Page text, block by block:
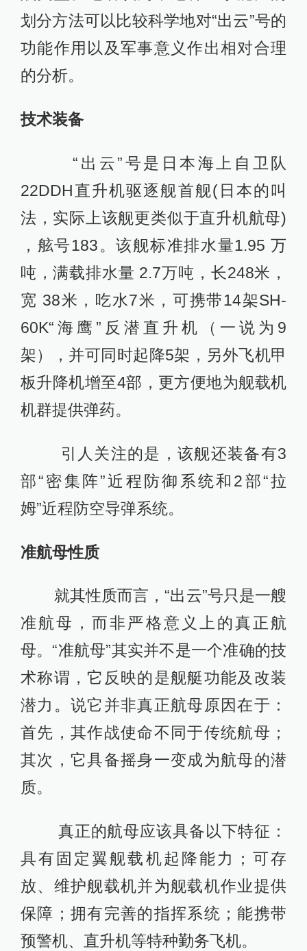
划分方法可以比较科学地对“出云”号的
功能作用以及军事意义作出相对合理
的分析。
技术装备
“出云”号是日本海上自卫队
22DDH直升机驱逐舰首舰(日本的叫
法，实际上该舰更类似于直升机航母)
，舷号183。该舰标准排水量1.95 万
吨，满载排水量 2.7万吨，长248米，
宽 38米，吃水7米，可携带14架SH-
60K“海鹰”反潜直升机（一说为9
架），并可同时起降5架，另外飞机甲
板升降机增至4部，更方便地为舰载机
机群提供弹药。
引人关注的是，该舰还装备有3
部“密集阵”近程防御系统和2部“拉
姆”近程防空导弹系统。
准航母性质
就其性质而言，“出云”号只是一艘
准航母，而非严格意义上的真正航
母。“准航母”其实并不是一个准确的技
术称谓，它反映的是舰艇功能及改装
潜力。说它并非真正航母原因在于：
首先，其作战使命不同于传统航母；
其次，它具备摇身一变成为航母的潜
质。
真正的航母应该具备以下特征：
具有固定翼舰载机起降能力；可存
放、维护舰载机并为舰载机作业提供
保障；拥有完善的指挥系统；能携带
预警机、直升机等特种勤务飞机。